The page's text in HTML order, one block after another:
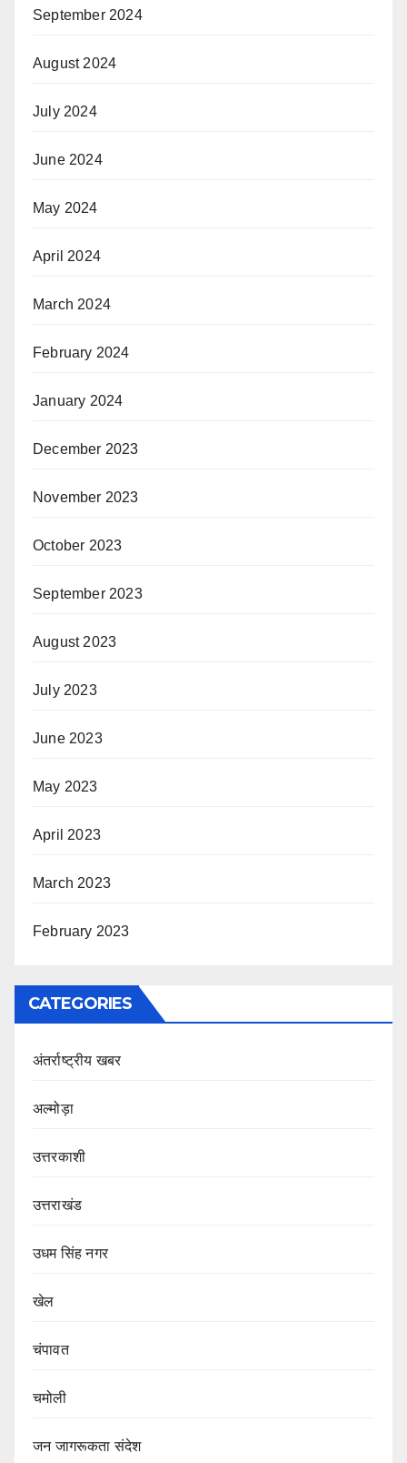
September 2024
August 2024
July 2024
June 2024
May 2024
April 2024
March 2024
February 2024
January 2024
December 2023
November 2023
October 2023
September 2023
August 2023
July 2023
June 2023
May 2023
April 2023
March 2023
February 2023
CATEGORIES
अंतर्राष्ट्रीय खबर
अल्मोड़ा
उत्तरकाशी
उत्तराखंड
उधम सिंह नगर
खेल
चंपावत
चमोली
जन जागरूकता संदेश